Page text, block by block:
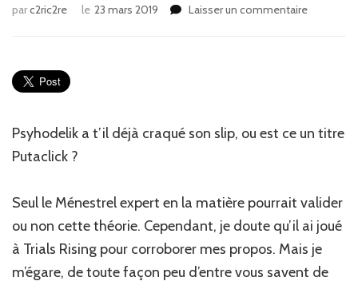
parc2ric2re le 23 mars 2019 Laisser un commentairesur
meilleur
l'année
?
Psyhodelik a t’il déjà craqué son slip, ou est ce un titre
Putaclick ?
Seul le Ménestrel expert en la matière pourrait valider
ou non cette théorie. Cependant, je doute qu’il ai joué
à Trials Rising pour corroborer mes propos. Mais je
m’égare, de toute façon peu d’entre vous savent de